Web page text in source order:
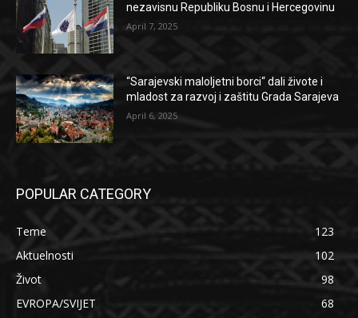
nezavisnu Republiku Bosnu i Hercegovinu
April 7, 2025
“Sarajevski maloljetni borci“ dali živote i
mladost za razvoj i zaštitu Grada Sarajeva
April 6, 2025
POPULAR CATEGORY
Teme
123
Aktuelnosti
102
Život
98
EVROPA/SVIJET
68